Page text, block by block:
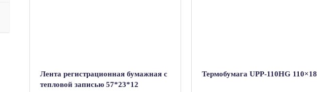
Лента регистрационная бумажная с
тепловой записью 57*23*12
Термобумага UPP-110HG 110×18